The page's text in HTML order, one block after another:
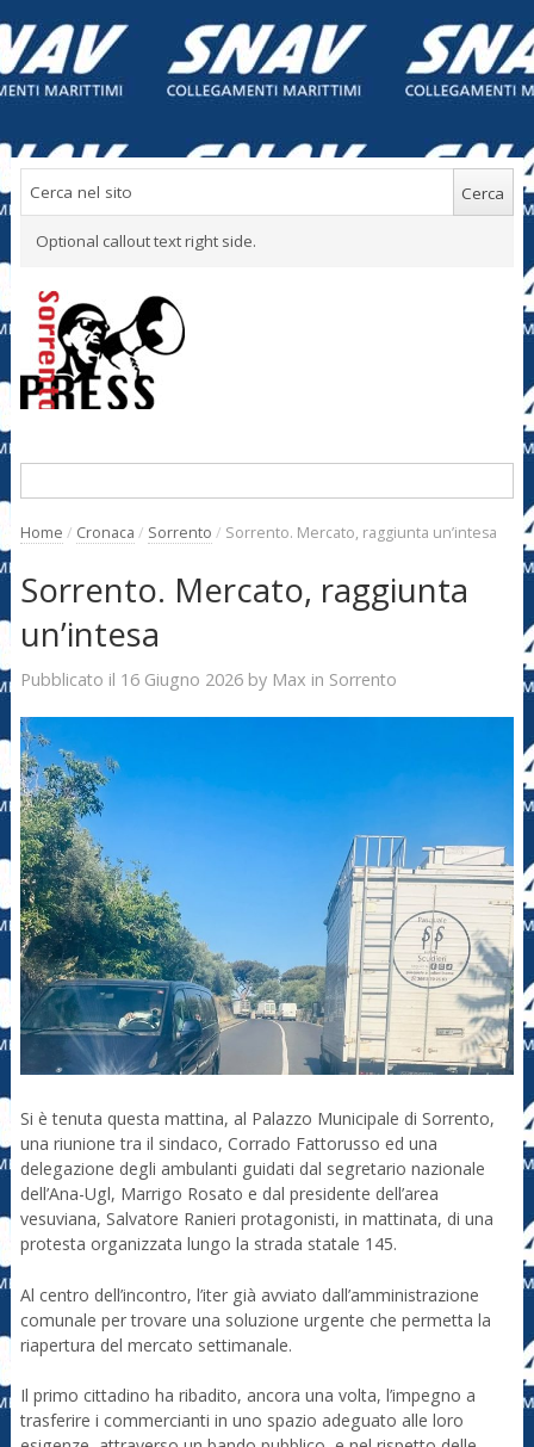
Optional callout text right side.
Home / Cronaca / Sorrento / Sorrento. Mercato, raggiunta un’intesa
Sorrento. Mercato, raggiunta
un’intesa
Pubblicato il 16 Giugno 2026by Max in Sorrento
Si è tenuta questa mattina, al Palazzo Municipale di Sorrento,
una riunione tra il sindaco, Corrado Fattorusso ed una
delegazione degli ambulanti guidati dal segretario nazionale
dell’Ana-Ugl, Marrigo Rosato e dal presidente dell’area
vesuviana, Salvatore Ranieri protagonisti, in mattinata, di una
protesta organizzata lungo la strada statale 145.
Al centro dell’incontro, l’iter già avviato dall’amministrazione
comunale per trovare una soluzione urgente che permetta la
riapertura del mercato settimanale.
Il primo cittadino ha ribadito, ancora una volta, l’impegno a
trasferire i commercianti in uno spazio adeguato alle loro